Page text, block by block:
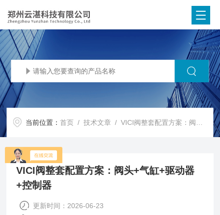
当前位置：首页 /技术文章 / VICI阀整套配置方案：阀头+气缸+驱动器+控制器
VICI阀整套配置方案：阀头+气缸+驱动器
+控制器
更新时间：2026-06-23